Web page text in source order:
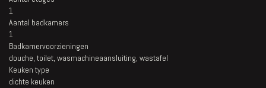
1
Aantal badkamers
1
Badkamervoorzieningen
douche, toilet, wasmachineaansluiting, wastafel
Keuken type
dichte keuken